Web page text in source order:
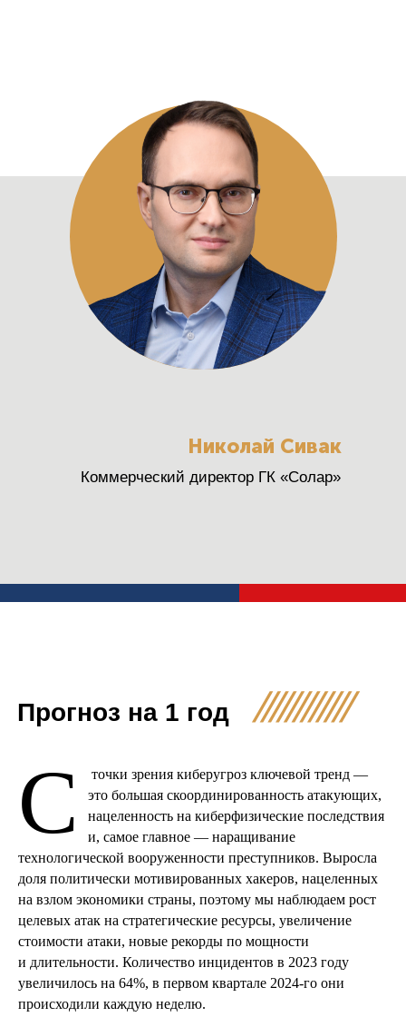
Николай Сивак
Коммерческий директор ГК «Солар»
Прогноз на 1 год
С
точки зрения киберугроз ключевой тренд —
это большая скоординированность атакующих,
нацеленность на киберфизические последствия
и, самое главное — наращивание
технологической вооруженности преступников. Выросла
доля политически мотивированных хакеров, нацеленных
на взлом экономики страны, поэтому мы наблюдаем рост
целевых атак на стратегические ресурсы, увеличение
стоимости атаки, новые рекорды по мощности
и длительности. Количество инцидентов в 2023 году
увеличилось на 64%, в первом квартале 2024-го они
происходили каждую неделю.